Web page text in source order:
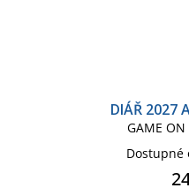
DIÁŘ 2027
GAME
Dostupné